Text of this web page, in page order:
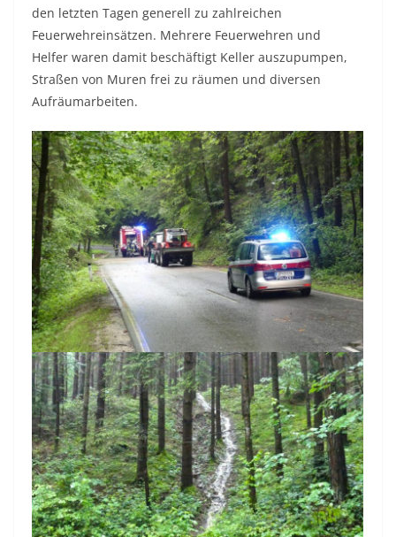
den letzten Tagen generell zu zahlreichen
Feuerwehreinsätzen. Mehrere Feuerwehren und
Helfer waren damit beschäftigt Keller auszupumpen,
Straßen von Muren frei zu räumen und diversen
Aufräumarbeiten.